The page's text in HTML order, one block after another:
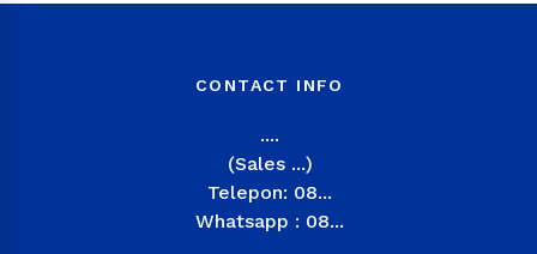
CONTACT INFO
....
(Sales ...)
Telepon: 08...
Whatsapp : 08...